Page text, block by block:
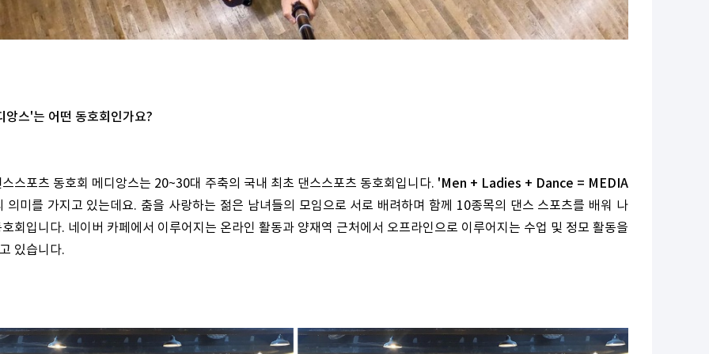
스'는 어떤 동호회인가요?
스포츠 동호회 메디앙스는 20~30대 주축의 국내 최초 댄스스포츠 동호회입니다. 'Men + Ladies + Dance = MEDIA
의미를 가지고 있는데요. 춤을 사랑하는 젊은 남녀들의 모임으로 서로 배려하며 함께 10종목의 댄스 스포츠를 배워 나
회입니다. 네이버 카페에서 이루어지는 온라인 활동과 양재역 근처에서 오프라인으로 이루어지는 수업 및 정모 활동을
있습니다.